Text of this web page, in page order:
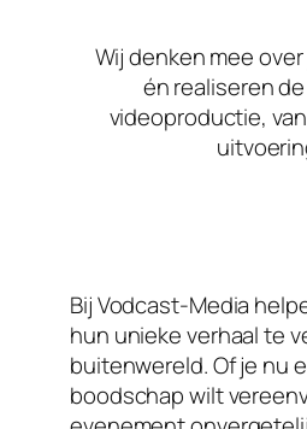
Wij denken mee
én realiseren
videoproductie,
Bij Vodcast-Media
hun unieke verhaal te
buitenwereld. Of je nu
boodschap wilt